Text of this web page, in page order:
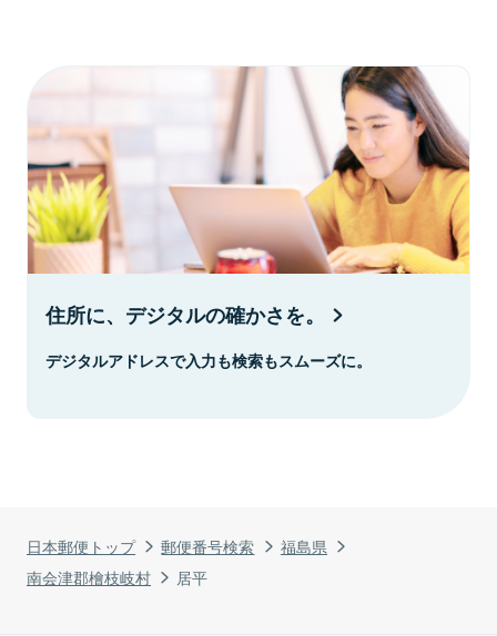
日本郵便トップ 郵便番号検索
福島県
南会津郡檜枝岐村
居平
住所に、デジタルの確かさを。
デジタルアドレスで入力も検索もスムーズに。